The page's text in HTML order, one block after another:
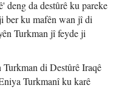
da destûrê ku pareke
ber ku mafên wan jî di
Turkman jî feyde ji
di Destûrê Iraqê
Turkmanî ku karê